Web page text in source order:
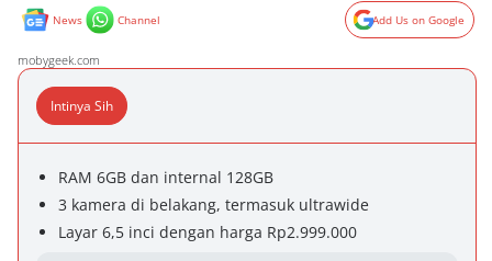
News Channel Add Us on Google
mobygeek.com
Intinya Sih
RAM 6GB dan internal 128GB
3 kamera di belakang, termasuk ultrawide
Layar 6,5 inci dengan harga Rp2.999.000